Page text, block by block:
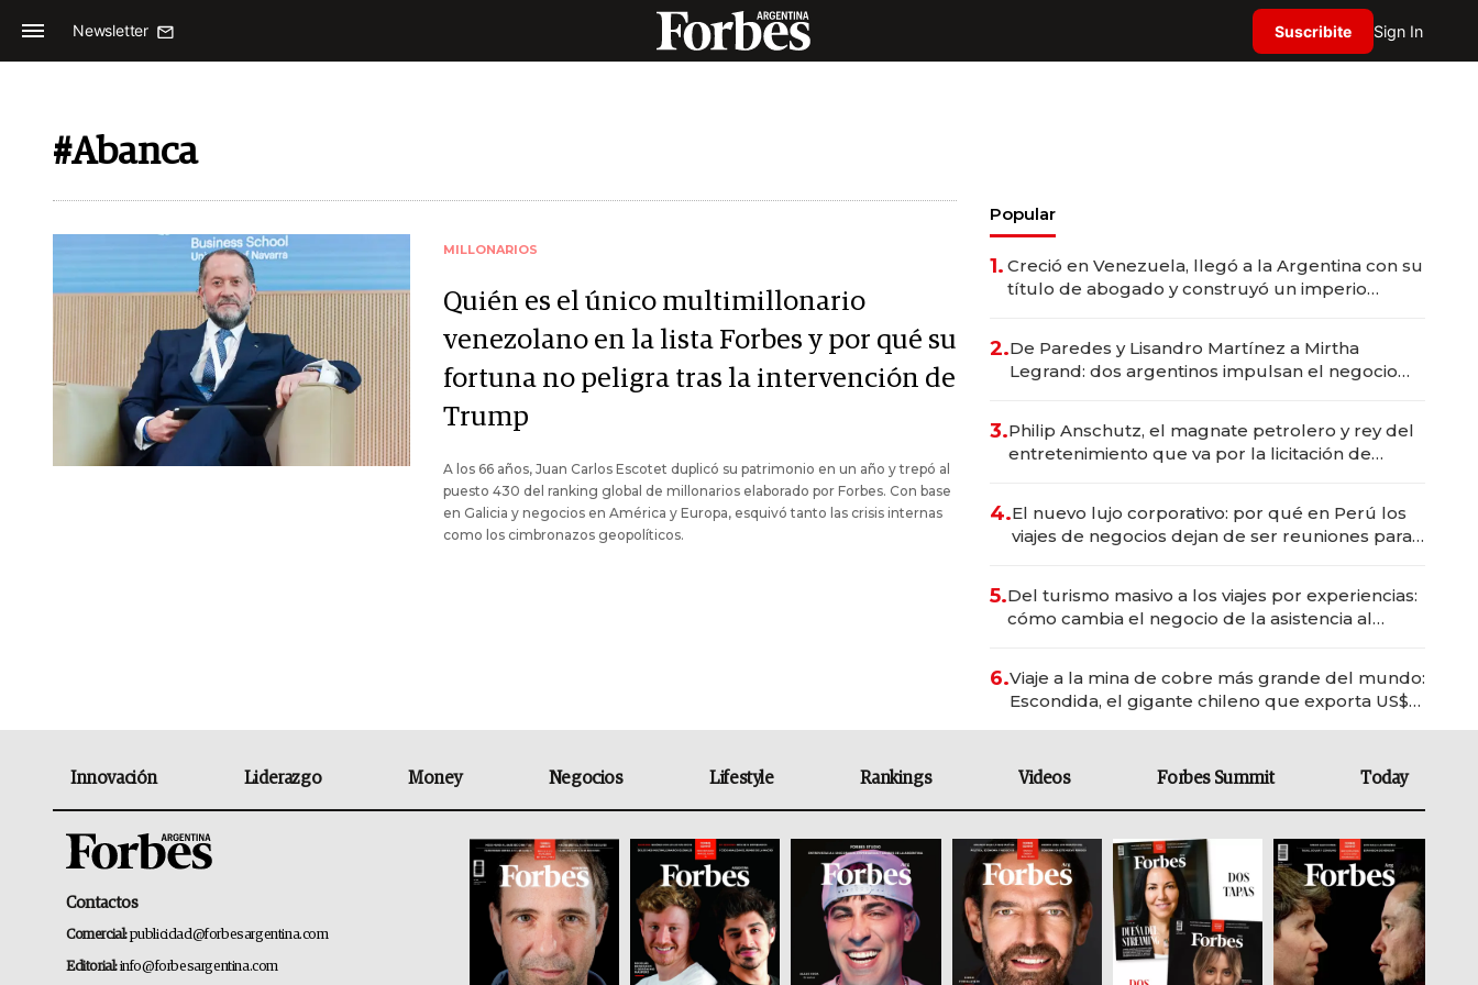
Newsletter Suscribite Sign In
#Abanca
MILLONARIOS
Quién es el único multimillonario
venezolano en la lista Forbes y por qué su
fortuna no peligra tras la intervención de
Trump
A los 66 años, Juan Carlos Escotet duplicó su patrimonio en un año y trepó al
puesto 430 del ranking global de millonarios elaborado por Forbes. Con base
en Galicia y negocios en América y Europa, esquivó tanto las crisis internas
como los cimbronazos geopolíticos.
Popular
1. Creció en Venezuela, llegó a la Argentina con su
título de abogado y construyó un imperio
2.De Paredes y Lisandro Martínez a Mirtha
Legrand: dos argentinos impulsan el negocio
3.Philip Anschutz, el magnate petrolero y rey del
entretenimiento que va por la licitación de
4.El nuevo lujo corporativo: por qué en Perú los
viajes de negocios dejan de ser reuniones para
5.Del turismo masivo a los viajes por experiencias:
cómo cambia el negocio de la asistencia al
6.Viaje a la mina de cobre más grande del mundo:
Escondida, el gigante chileno que exporta US$
Innovación Liderazgo Money Negocios Lifestyle Rankings Videos Forbes Summit Today
Contactos
Comercial:publicidad@forbesargentina.com
Editorial:info@forbesargentina.com